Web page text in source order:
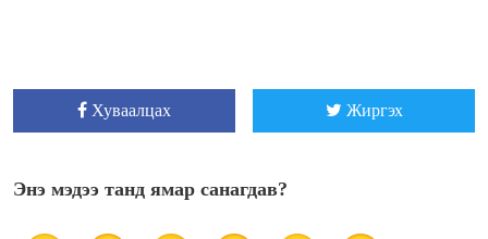
Хуваалцах Жиргэх
Энэ мэдээ танд ямар санагдав?